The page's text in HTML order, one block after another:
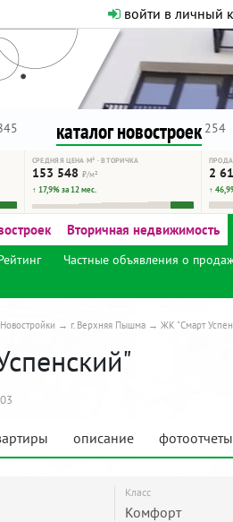
войти в личный
Никакого
как он
каталог новостроек 254
СРЕДНЯЯ ЦЕНА М² · ВТОРИЧКА
153 548 ₽/м²
↑ 17,9% за 12 мес.
2
↑
Вторичная недвижимость
Частные объявления о
Новостройки г. Верхняя Пышма ЖК "Смарт
описание фотоотчеты
Класс
Комфорт